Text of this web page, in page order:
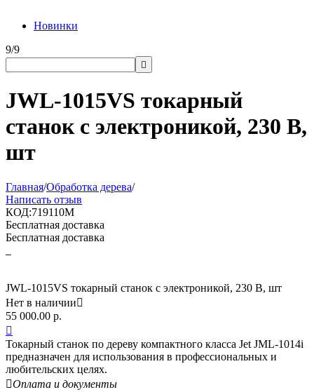
Новинки
9/9

JWL-1015VS токарный
станок с электроникой, 230 В,
шт
Главная/Обработка дерева/
Написать отзыв
КОД:719110M
Бесплатная доставка
Бесплатная доставка
JWL-1015VS токарный станок с электроникой, 230 В, шт
Нет в наличии
55 000.00 р.

Токарный станок по дереву компактного класса Jet JML-1014i
предназначен для использования в профессиональных и
любительских целях.
Оплата и документы